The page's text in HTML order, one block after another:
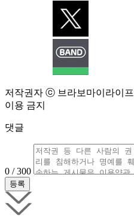
저작권자 ⓒ 브라보마이라이
이용 금지
댓글
0 / 300